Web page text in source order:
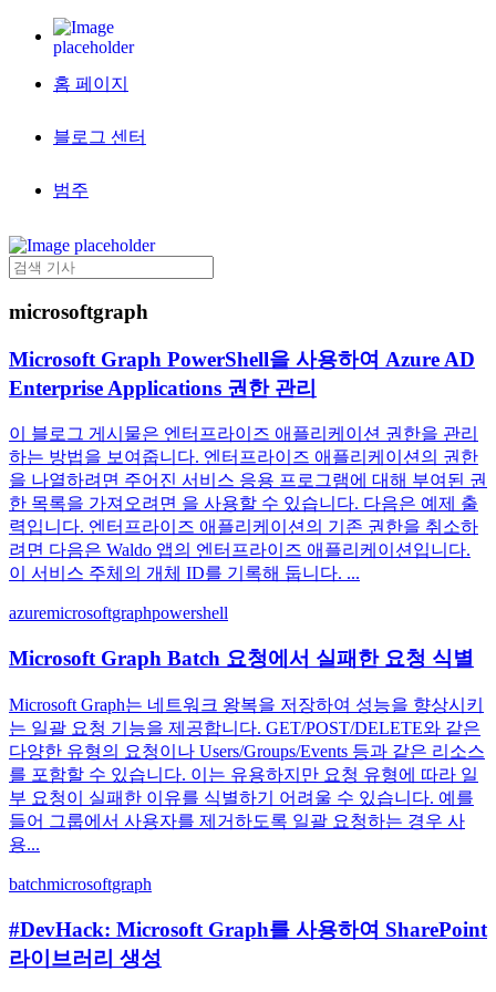
홈 페이지
블로그 센터
범주
microsoftgraph
Microsoft Graph PowerShell을 사용하여 Azure AD
Enterprise Applications 권한 관리
이 블로그 게시물은 엔터프라이즈 애플리케이션 권한을 관리
하는 방법을 보여줍니다. 엔터프라이즈 애플리케이션의 권한
을 나열하려면 주어진 서비스 응용 프로그램에 대해 부여된 권
한 목록을 가져오려면 을 사용할 수 있습니다. 다음은 예제 출
력입니다. 엔터프라이즈 애플리케이션의 기존 권한을 취소하
려면 다음은 Waldo 앱의 엔터프라이즈 애플리케이션입니다.
이 서비스 주체의 개체 ID를 기록해 둡니다. ...
azuremicrosoftgraphpowershell
Microsoft Graph Batch 요청에서 실패한 요청 식별
Microsoft Graph는 네트워크 왕복을 저장하여 성능을 향상시키
는 일괄 요청 기능을 제공합니다. GET/POST/DELETE와 같은
다양한 유형의 요청이나 Users/Groups/Events 등과 같은 리소스
를 포함할 수 있습니다. 이는 유용하지만 요청 유형에 따라 일
부 요청이 실패한 이유를 식별하기 어려울 수 있습니다. 예를
들어 그룹에서 사용자를 제거하도록 일괄 요청하는 경우 사
용...
batchmicrosoftgraph
#DevHack: Microsoft Graph를 사용하여 SharePoint
라이브러리 생성